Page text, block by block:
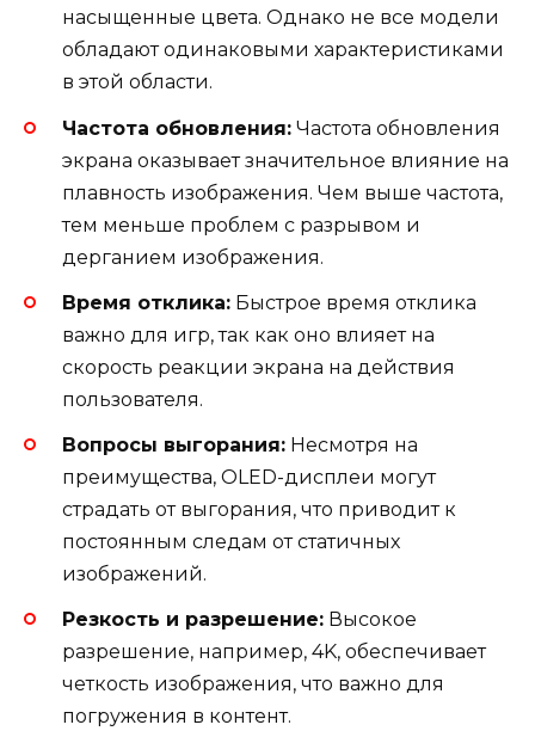
насыщенные цвета. Однако не все модели
обладают одинаковыми характеристиками
в этой области.
Частота обновления: Частота обновления
экрана оказывает значительное влияние на
плавность изображения. Чем выше частота,
тем меньше проблем с разрывом и
дерганием изображения.
Время отклика: Быстрое время отклика
важно для игр, так как оно влияет на
скорость реакции экрана на действия
пользователя.
Вопросы выгорания: Несмотря на
преимущества, OLED-дисплеи могут
страдать от выгорания, что приводит к
постоянным следам от статичных
изображений.
Резкость и разрешение: Высокое
разрешение, например, 4K, обеспечивает
четкость изображения, что важно для
погружения в контент.